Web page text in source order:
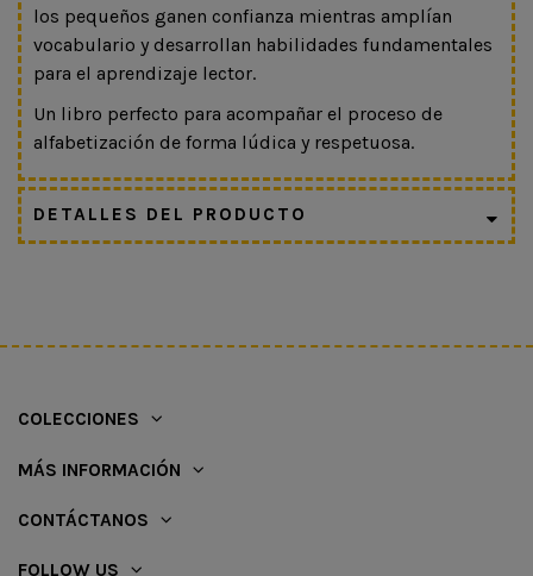
los pequeños ganen confianza mientras amplían
vocabulario y desarrollan habilidades fundamentales
para el aprendizaje lector.
Un libro perfecto para acompañar el proceso de
alfabetización de forma lúdica y respetuosa.
DETALLES DEL PRODUCTO
COLECCIONES
MÁS INFORMACIÓN
CONTÁCTANOS
FOLLOW US